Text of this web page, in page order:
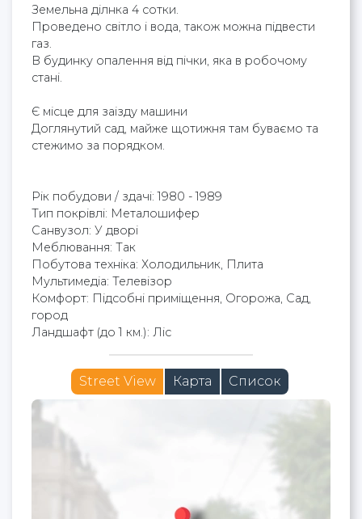
Земельна ділнка 4 сотки.
Проведено світло і вода, також можна підвести
газ.
В будинку опалення від пічки, яка в робочому
стані.
Є місце для заізду машини
Доглянутий сад, майже щотижня там буваємо та
стежимо за порядком.
Рік побудови / здачі: 1980 - 1989
Тип покрівлі: Металошифер
Cанвузол: У дворі
Меблювання: Так
Побутова техніка: Холодильник, Плита
Мультимедіа: Телевізор
Комфорт: Підсобні приміщення, Огорожа, Сад,
город
Ландшафт (до 1 км.): Ліс
Street View Карта Список